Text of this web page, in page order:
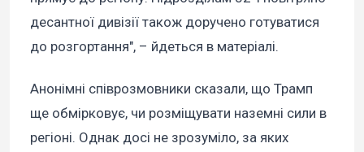
десантної дивізії також доручено готуватися
до розгортання", – йдеться в матеріалі.
Анонімні співрозмовники сказали, що Трамп
ще обмірковує, чи розміщувати наземні сили в
регіоні. Однак досі не зрозуміло, за яких